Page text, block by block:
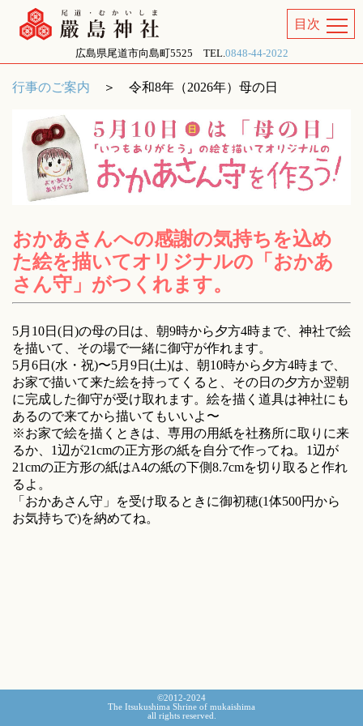
行事
境内のご案内
メディア掲載
お問い合せ
広島県尾道市向島町5525 TEL.0848-44-2022
行事のご案内 ＞ 令和8年（2026年）母の日
おかあさんへの感謝の気持ちを込め
た絵を描いてオリジナルの「おかあ
さん守」がつくれます。
5月10日(日)の母の日は、朝9時から夕方4時まで、神社で絵
を描いて、その場で一緒に御守が作れます。
5月6日(水・祝)〜5月9日(土)は、朝10時から夕方4時まで、
お家で描いて来た絵を持ってくると、その日の夕方か翌朝
に完成した御守が受け取れます。絵を描く道具は神社にも
あるので来てから描いてもいいよ〜
※お家で絵を描くときは、専用の用紙を社務所に取りに来
るか、1辺が21cmの正方形の紙を自分で作ってね。1辺が
21cmの正方形の紙はA4の紙の下側8.7cmを切り取ると作れ
るよ。
「おかあさん守」を受け取るときに御初穂(1体500円から
お気持ちで)を納めてね。
©2012-2024
The Itsukushima Shrine of mukaishima
all rights reserved.